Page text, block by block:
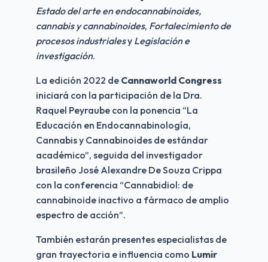
Estado del arte en endocannabinoides,
cannabis y cannabinoides, Fortalecimiento de
procesos industriales y Legislación e
investigación.
La edición 2022 de Cannaworld Congress
iniciará con la participación de la Dra.
Raquel Peyraube con la ponencia “La
Educación en Endocannabinología,
Cannabis y Cannabinoides de estándar
académico”, seguida del investigador
brasileño José Alexandre De Souza Crippa
con la conferencia “Cannabidiol: de
cannabinoide inactivo a fármaco de amplio
espectro de acción”.
También estarán presentes especialistas de
gran trayectoria e influencia como Lumir